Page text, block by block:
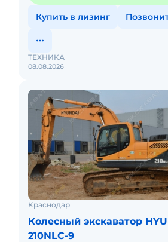
Купить в лизинг
08.08.2026
ТЕХНИКА
Краснодар
Колесный экскаватор
210NLC-9